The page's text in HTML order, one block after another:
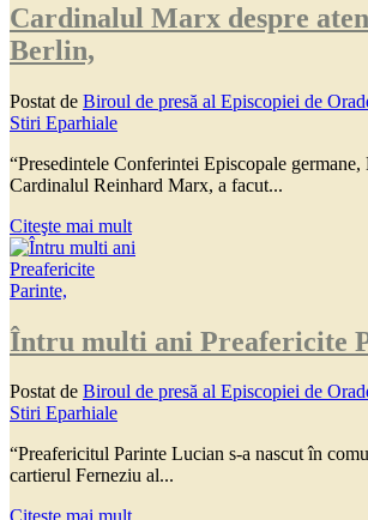
Cardinalul Marx despre
Berlin,
Postat de Biroul de presă al Episcopiei de
Stiri Eparhiale
“Presedintele Conferintei Episcopale germane,
Cardinalul Reinhard Marx, a facut...
Citeşte mai mult
Întru multi ani Preafericite
Postat de Biroul de presă al Episcopiei de
Stiri Eparhiale
“Preafericitul Parinte Lucian s-a nascut în
cartierul Ferneziu al...